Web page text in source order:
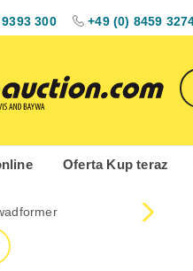
300 +49 (0) 8459
Oferta Kup teraz